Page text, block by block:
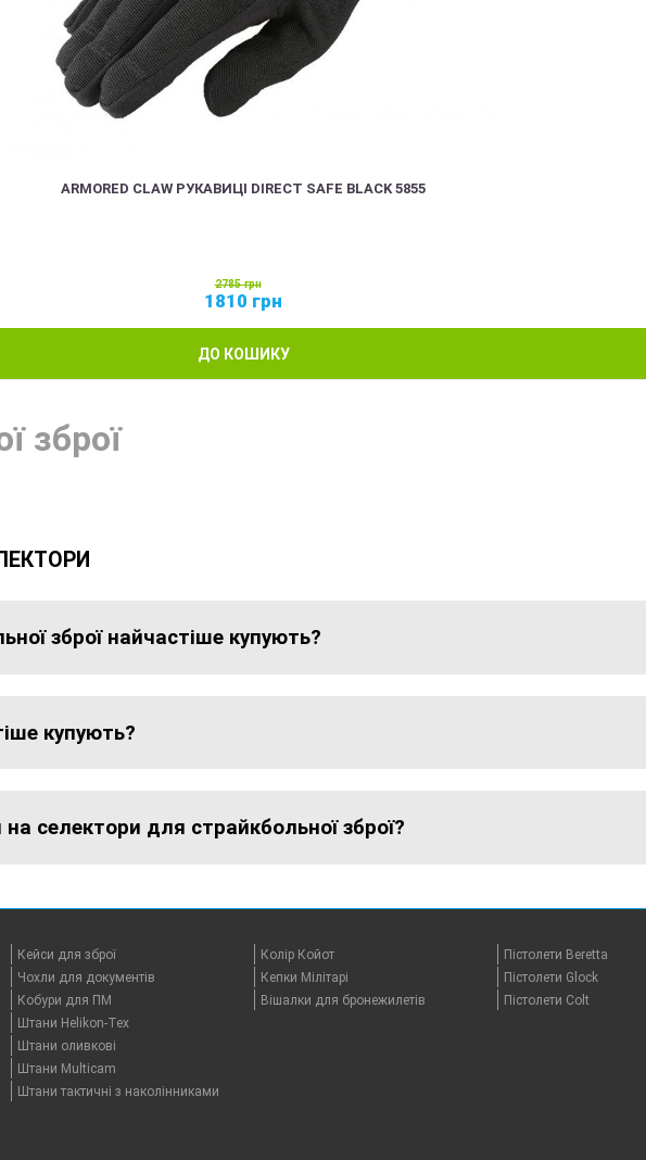
ARMORED CLAW РУКАВИЦІ DIRECT SAFE BLACK 5855
2785грн
1810 грн
ДО КОШИКУ
зброї
зброї найчастіше купують?
купують?
селектори для страйкбольної зброї?
Кейси для зброї
Чохли для документів
Кобури для ПМ
Штани Helikon-Tex
Штани оливкові
Штани Multicam
Штани тактичні з наколінниками
Колір Койот
Кепки Мілітарі
Вішалки для бронежилетів
Пістолети Beretta
Пістолети Glock
Пістолети Colt